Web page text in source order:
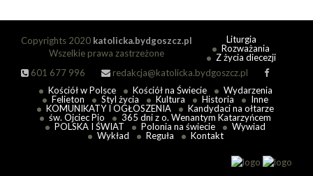
Copyrights 2020 katolicka.bydgoszcz.pl
Wszelkie prawa zastrzeżone
601 677 996
redakcja@katolicka.bydgoszcz.pl
Liturgia
Rozważania
Z życia diecezji
Kościół w Polsce Kościół na Świecie
Wydarzenia
Felieton
Styl życia Kultura Historia
Inne
KOMUNIKATY I OGŁOSZENIA
Kandydaci na ołtarze
św. Ojciec Pio
365 dni z o. Wenantym Katarzyńcem
POLSKA I ŚWIAT
Polonia na świecie
Wywiad
Wykład
Reguła Kontakt